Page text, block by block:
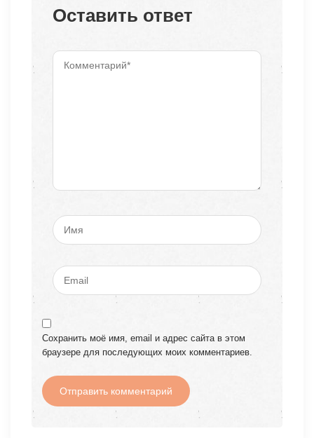
Оставить ответ
Сохранить моё имя, email и адрес сайта в этом
браузере для последующих моих комментариев.